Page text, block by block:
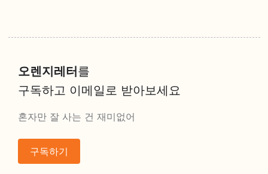
오렌지레터를
구독하고 이메일로 받아보세요
혼자만 잘 사는 건 재미없어
구독하기